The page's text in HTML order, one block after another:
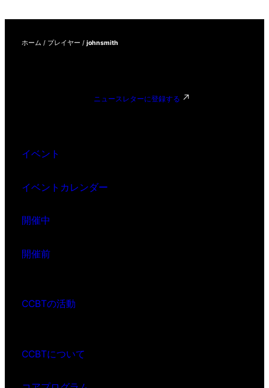
ホーム / プレイヤー / johnsmith
ニュースレターに登録する
イベント
イベントカレンダー
開催中
開催前
CCBTの活動
CCBTについて